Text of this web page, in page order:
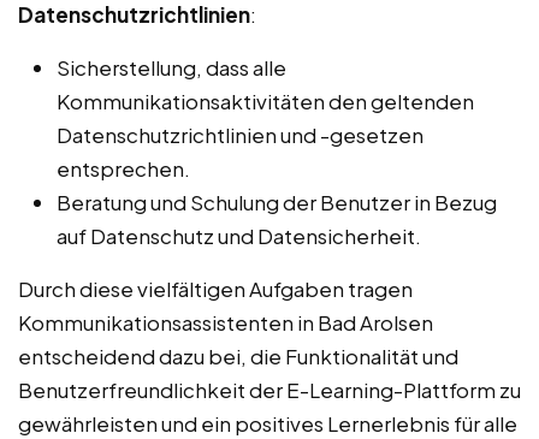
Datenschutzrichtlinien:
Sicherstellung, dass alle
Kommunikationsaktivitäten den geltenden
Datenschutzrichtlinien und -gesetzen
entsprechen.
Beratung und Schulung der Benutzer in Bezug
auf Datenschutz und Datensicherheit.
Durch diese vielfältigen Aufgaben tragen
Kommunikationsassistenten in Bad Arolsen
entscheidend dazu bei, die Funktionalität und
Benutzerfreundlichkeit der E-Learning-Plattform zu
gewährleisten und ein positives Lernerlebnis für alle